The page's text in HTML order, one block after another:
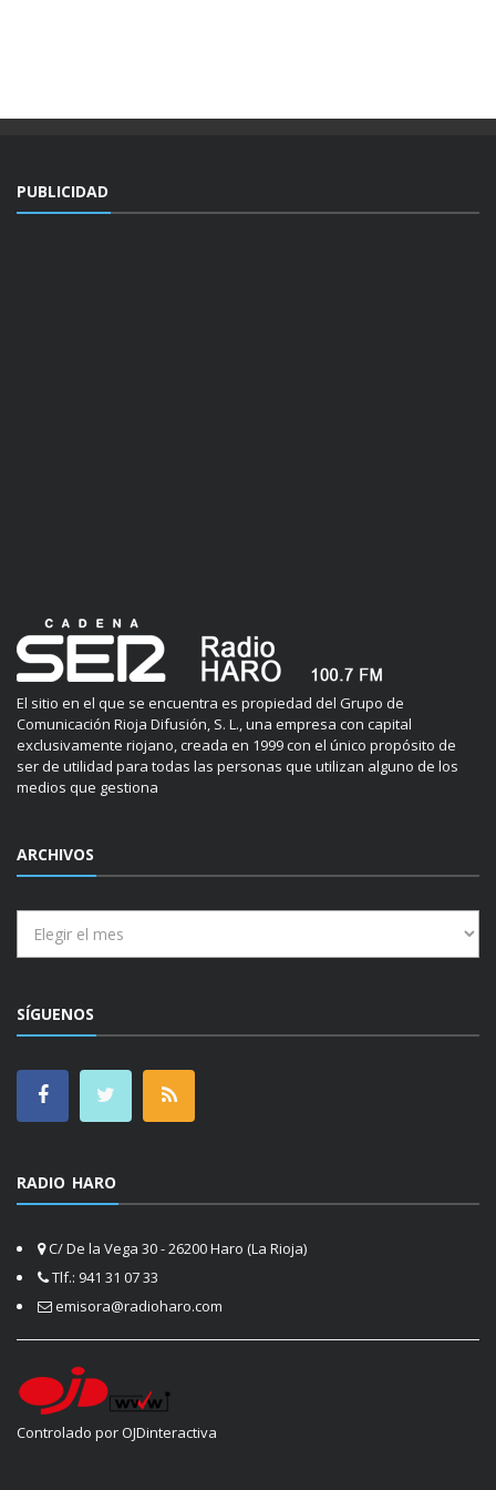
PUBLICIDAD
El sitio en el que se encuentra es propiedad del Grupo de
Comunicación Rioja Difusión, S. L., una empresa con capital
exclusivamente riojano, creada en 1999 con el único propósito de
ser de utilidad para todas las personas que utilizan alguno de los
medios que gestiona
ARCHIVOS
SÍGUENOS
RADIO HARO
C/ De la Vega 30 - 26200 Haro (La Rioja)
Tlf.: 941 31 07 33
emisora@radioharo.com
Controlado por OJDinteractiva